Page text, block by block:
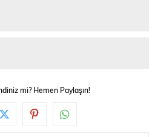
mi? Hemen Paylaşın!